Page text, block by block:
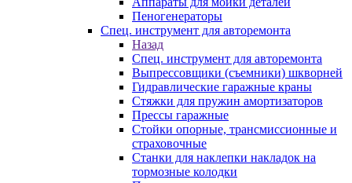
Пеногенераторы
Спец. инструмент для авторемонта
Назад
Спец. инструмент для авторемонта
Выпрессовщики (съемники) шкворней
Гидравлические гаражные краны
Стяжки для пружин амортизаторов
Прессы гаражные
Стойки опорные, трансмиссионные и
страховочные
Станки для наклепки накладок на
тормозные колодки